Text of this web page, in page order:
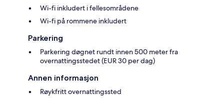
Wi-fi inkludert i fellesområdene
Wi-fi på rommene inkludert
Parkering
Parkering døgnet rundt innen 500 meter fra
overnattingsstedet (EUR 30 per dag)
Annen informasjon
Røykfritt overnattingssted